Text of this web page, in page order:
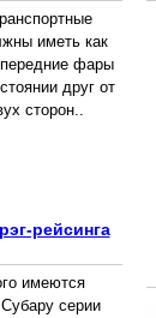
иметь как
фары
друг от
сторон..
рейсинга
имеются
серии